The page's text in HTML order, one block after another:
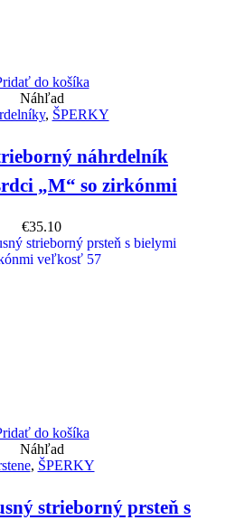
do košíka
Náhľad
, ŠPERKY
náhrdelník
„M“ so zirkónmi
€35.10
do košíka
Náhľad
, ŠPERKY
strieborný prsteň s